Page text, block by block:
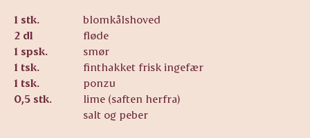
1 stk.
blomkålshoved
2 dl
fløde
1 spsk.
smør
1 tsk.
finthakket frisk ingefær
1 tsk.
ponzu
0,5 stk.
lime (saften herfra)
salt og peber